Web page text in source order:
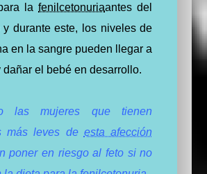
lafenilcetonuriaantes del
y durante este, los niveles de
en la sangre pueden llegar a
dañar el bebé en desarrollo.
las mujeres que tienen
más leves de esta afección
poner en riesgo al feto si no